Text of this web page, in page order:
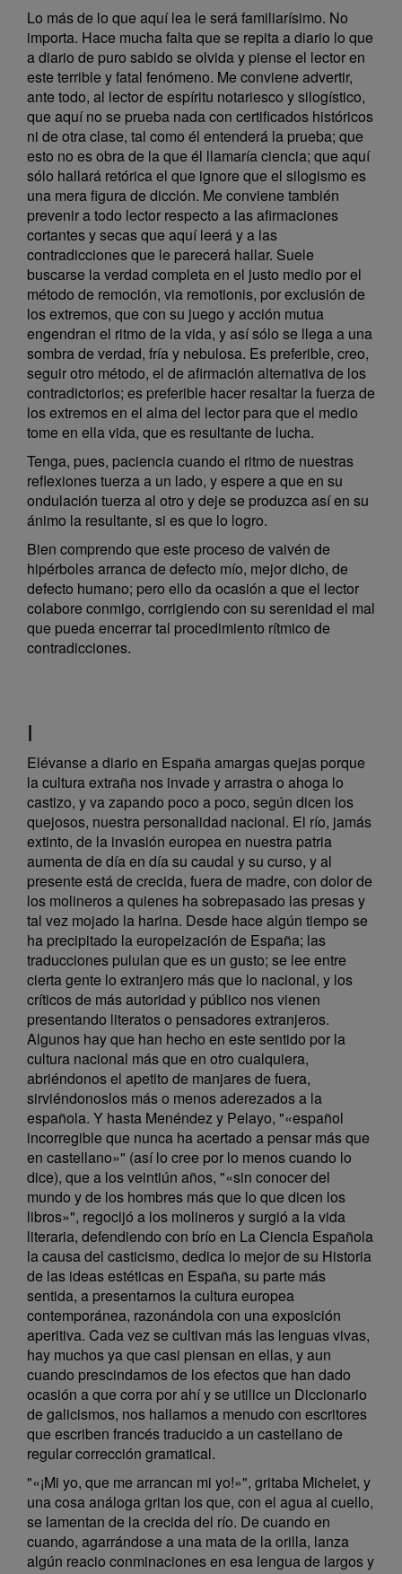
Lo más de lo que aquí lea le será familiarísimo. No
importa. Hace mucha falta que se repita a diario lo que
a diario de puro sabido se olvida y piense el lector en
este terrible y fatal fenómeno. Me conviene advertir,
ante todo, al lector de espíritu notariesco y silogístico,
que aquí no se prueba nada con certificados históricos
ni de otra clase, tal como él entenderá la prueba; que
esto no es obra de la que él llamaría ciencia; que aquí
sólo hallará retórica el que ignore que el silogismo es
una mera figura de dicción. Me conviene también
prevenir a todo lector respecto a las afirmaciones
cortantes y secas que aquí leerá y a las
contradicciones que le parecerá hallar. Suele
buscarse la verdad completa en el justo medio por el
método de remoción, via remotionis, por exclusión de
los extremos, que con su juego y acción mutua
engendran el ritmo de la vida, y así sólo se llega a una
sombra de verdad, fría y nebulosa. Es preferible, creo,
seguir otro método, el de afirmación alternativa de los
contradictorios; es preferible hacer resaltar la fuerza de
los extremos en el alma del lector para que el medio
tome en ella vida, que es resultante de lucha.
Tenga, pues, paciencia cuando el ritmo de nuestras
reflexiones tuerza a un lado, y espere a que en su
ondulación tuerza al otro y deje se produzca así en su
ánimo la resultante, si es que lo logro.
Bien comprendo que este proceso de vaivén de
hipérboles arranca de defecto mío, mejor dicho, de
defecto humano; pero ello da ocasión a que el lector
colabore conmigo, corrigiendo con su serenidad el mal
que pueda encerrar tal procedimiento rítmico de
contradicciones.
I
Elévanse a diario en España amargas quejas porque
la cultura extraña nos invade y arrastra o ahoga lo
castizo, y va zapando poco a poco, según dicen los
quejosos, nuestra personalidad nacional. El río, jamás
extinto, de la invasión europea en nuestra patria
aumenta de día en día su caudal y su curso, y al
presente está de crecida, fuera de madre, con dolor de
los molineros a quienes ha sobrepasado las presas y
tal vez mojado la harina. Desde hace algún tiempo se
ha precipitado la europeización de España; las
traducciones pululan que es un gusto; se lee entre
cierta gente lo extranjero más que lo nacional, y los
críticos de más autoridad y público nos vienen
presentando literatos o pensadores extranjeros.
Algunos hay que han hecho en este sentido por la
cultura nacional más que en otro cualquiera,
abriéndonos el apetito de manjares de fuera,
sirviéndonoslos más o menos aderezados a la
española. Y hasta Menéndez y Pelayo, "«español
incorregible que nunca ha acertado a pensar más que
en castellano»" (así lo cree por lo menos cuando lo
dice), que a los veintiún años, "«sin conocer del
mundo y de los hombres más que lo que dicen los
libros»", regocijó a los molineros y surgió a la vida
literaria, defendiendo con brío en La Ciencia Española
la causa del casticismo, dedica lo mejor de su Historia
de las ideas estéticas en España, su parte más
sentida, a presentarnos la cultura europea
contemporánea, razonándola con una exposición
aperitiva. Cada vez se cultivan más las lenguas vivas,
hay muchos ya que casi piensan en ellas, y aun
cuando prescindamos de los efectos que han dado
ocasión a que corra por ahí y se utilice un Diccionario
de galicismos, nos hallamos a menudo con escritores
que escriben francés traducido a un castellano de
regular corrección gramatical.
"«¡Mi yo, que me arrancan mi yo!»", gritaba Michelet, y
una cosa análoga gritan los que, con el agua al cuello,
se lamentan de la crecida del río. De cuando en
cuando, agarrándose a una mata de la orilla, lanza
algún reacio conminaciones en esa lengua de largos y